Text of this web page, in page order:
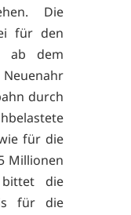
Die
für den
ab dem
durch
für die
Millionen
bittet die
für die